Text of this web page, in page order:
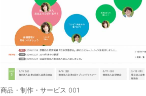
商品・制作・サービス 001